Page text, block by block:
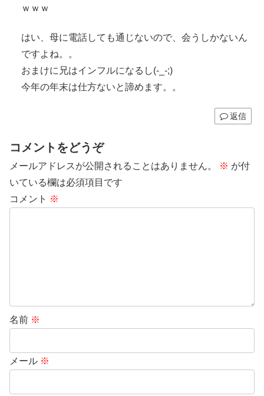
ｗｗｗ
はい、母に電話しても通じないので、会うしかないん
ですよね。。
おまけに兄はインフルになるし(-_-;)
今年の年末は仕方ないと諦めます。。
返信
コメントをどうぞ
メールアドレスが公開されることはありません。 ※ が付
いている欄は必須項目です
コメント ※
名前 ※
メール ※